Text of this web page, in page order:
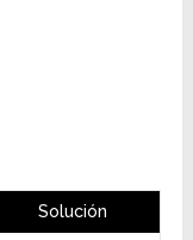
Solución